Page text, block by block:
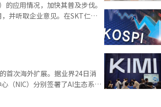
设数据
型DBO项目，并推出了缩短建
家公司计划在下
）的AI基础设施规模到2029年
在海外AX业务方面，LG CNS
工智能（AI）系统翻译与编
信规划评估院（IITP）、韩国
专家等200余人出席。早在去
点，承担了发掘国内生态系统
场应用、构建和运营的全周期
AI全栈”。该方向旨在降低对外
为物理AI核心技术的自主基础
业现场应用的体系，扩展涵盖
。通过此举，将物理AI应用于
应用情况，加快其普及步伐。
并听取企业意见。在SKT仁川
公司代表朴成贤陪同参观。该
万次API调用。在LG AI研究
发情况。RNGD是应用高带宽
结合的“AI全栈”实现案例。科
，将继续提供政策支持，推动
首次海外扩展。据业界24日消
（NIC）分别签署了AI生态系统
具体化，SK成为越南国家AI战